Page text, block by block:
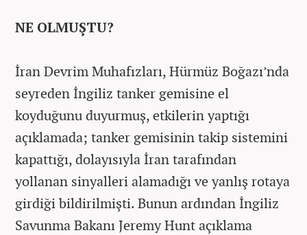
NE OLMUŞTU?
İran Devrim Muhafızları, Hürmüz Boğazı’nda
seyreden İngiliz tanker gemisine el
koyduğunu duyurmuş, etkilerin yaptığı
açıklamada; tanker gemisinin takip sistemini
kapattığı, dolayısıyla İran tarafından
yollanan sinyalleri alamadığı ve yanlış rotaya
girdiği bildirilmişti. Bunun ardından İngiliz
Savunma Bakanı Jeremy Hunt açıklama